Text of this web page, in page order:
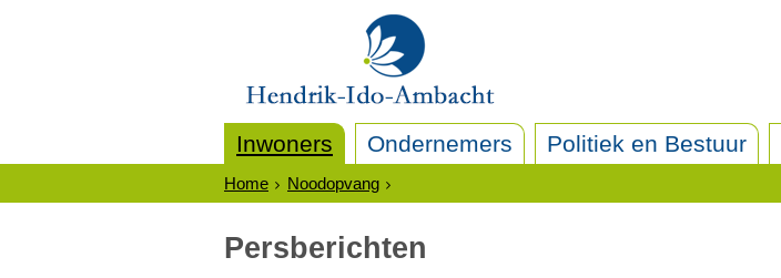
Inwoners Ondernemers Politiek en Bestuur
Home Noodopvang
Persberichten